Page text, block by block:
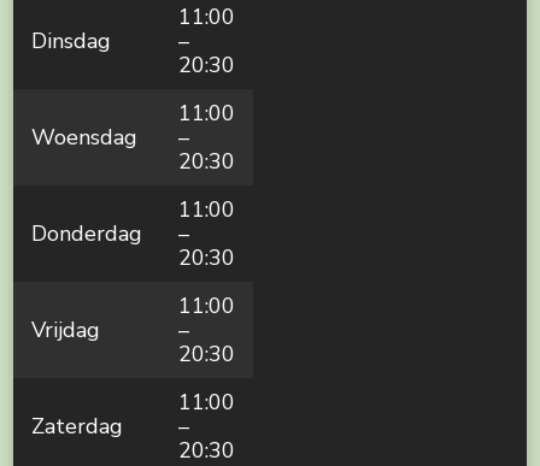
Dinsdag
11:00
–
20:30
Woensdag
11:00
–
20:30
Donderdag
11:00
–
20:30
Vrijdag
11:00
–
20:30
Zaterdag
11:00
–
20:30